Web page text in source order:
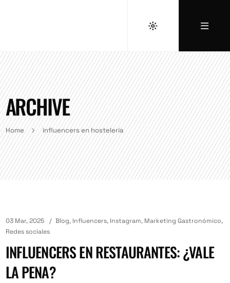
ARCHIVE
Home influencers en hostelería
03 Mar, 2025 Blog, Influencers, Instagram, Marketing Gastronómico,
Redes sociales
INFLUENCERS EN RESTAURANTES: ¿VALE
LA PENA?